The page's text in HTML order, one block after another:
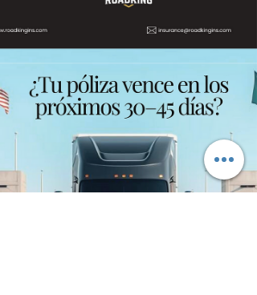
solamente lo que haces en la carretera. Evalúa
qué tan bien documentada, estructurada y
proceso no es opcional ni lejano.FMCSA estab